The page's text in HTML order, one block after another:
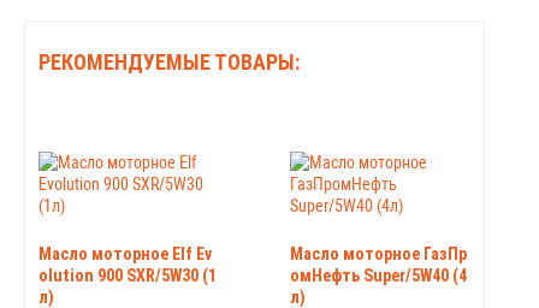
РЕКОМЕНДУЕМЫЕ ТОВАРЫ:
Масло моторное Elf Ev
olution 900 SXR/5W30 (1
л)
Масло моторное ГазПр
омНефть Super/5W40 (4
л)